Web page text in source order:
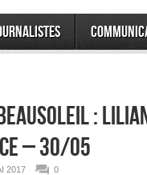
:
– 30/05
2017 0